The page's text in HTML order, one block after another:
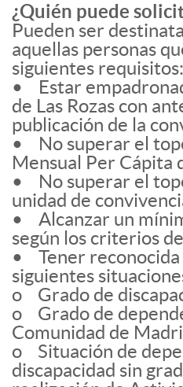
¿Quién puede
Pueden ser
aquellas personas
siguientes requisitos:
• Estar
de Las Rozas con
publicación de la
• No superar el
Mensual Per Cápita
• No superar el
unidad de
• Alcanzar un
según los criterios
• Tener reconocida
siguientes
o Grado de
o Grado de
Comunidad de
o Situación de
discapacidad sin